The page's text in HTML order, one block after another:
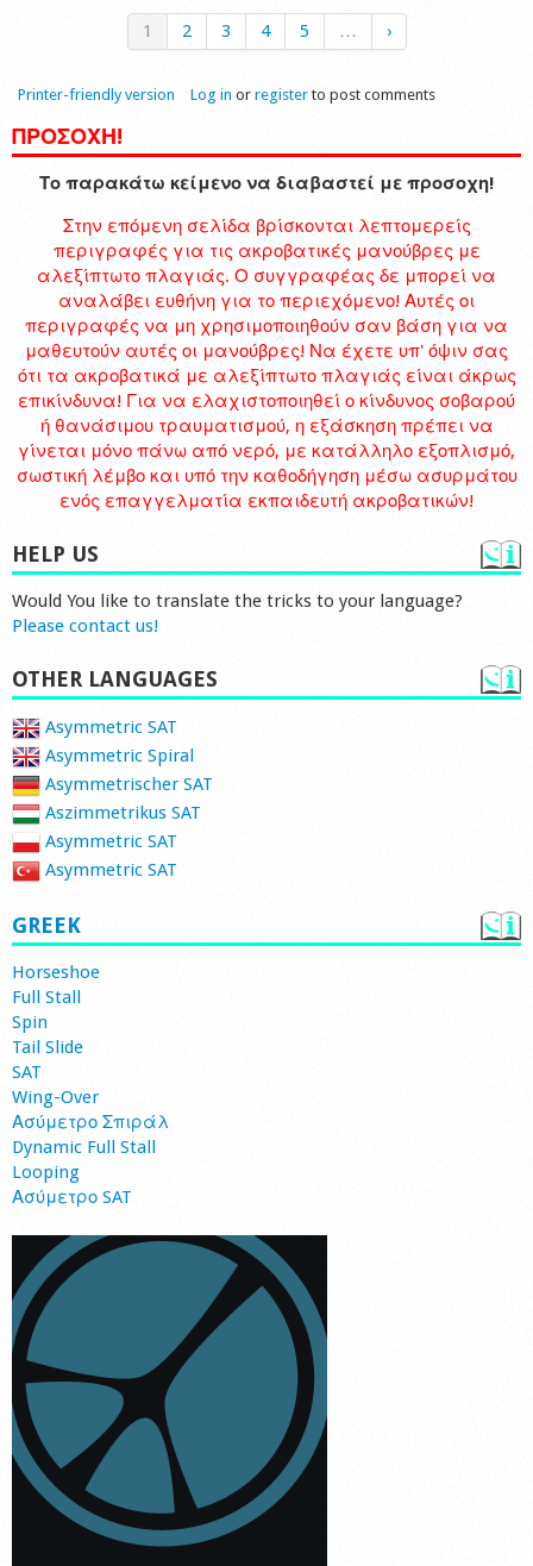
1 2 3 4 5 … ›
Printer-friendly version Log in or register to post comments
ΠΡΟΣΟΧΗ!
Το παρακάτω κείμενο να διαβαστεί με προσοχη!
Στην επόμενη σελίδα βρίσκονται λεπτομερείς
περιγραφές για τις ακροβατικές μανούβρες με
αλεξίπτωτο πλαγιάς. Ο συγγραφέας δε μπορεί να
αναλάβει ευθήνη για το περιεχόμενο! Αυτές οι
περιγραφές να μη χρησιμοποιηθούν σαν βάση για να
μαθευτούν αυτές οι μανούβρες! Να έχετε υπ' όψιν σας
ότι τα ακροβατικά με αλεξίπτωτο πλαγιάς είναι άκρως
επικίνδυνα! Για να ελαχιστοποιηθεί ο κίνδυνος σοβαρού
ή θανάσιμου τραυματισμού, η εξάσκηση πρέπει να
γίνεται μόνο πάνω από νερό, με κατάλληλο εξοπλισμό,
σωστική λέμβο και υπό την καθοδήγηση μέσω ασυρμάτου
ενός επαγγελματία εκπαιδευτή ακροβατικών!
HELP US
Would You like to translate the tricks to your language?
Please contact us!
OTHER LANGUAGES
Asymmetric SAT
Asymmetric Spiral
Asymmetrischer SAT
Aszimmetrikus SAT
Asymmetric SAT
Asymmetric SAT
GREEK
Horseshoe
Full Stall
Spin
Tail Slide
SAT
Wing-Over
Ασύμετρο Σπιράλ
Dynamic Full Stall
Looping
Ασύμετρο SAT